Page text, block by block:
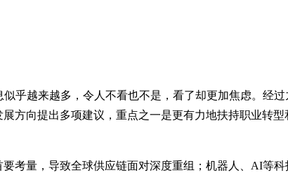
乎越来越多，令人不看也不是，看了却更加焦虑。经
方向提出多项建议，重点之一是更有力地扶持职业转
考量，导致全球供应链面对深度重组；机器人、AI等